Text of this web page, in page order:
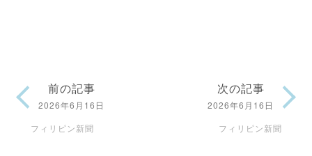
前の記事
2026年6月16日
フィリピン新聞
次の記事
2026年6月16日
フィリピン新聞